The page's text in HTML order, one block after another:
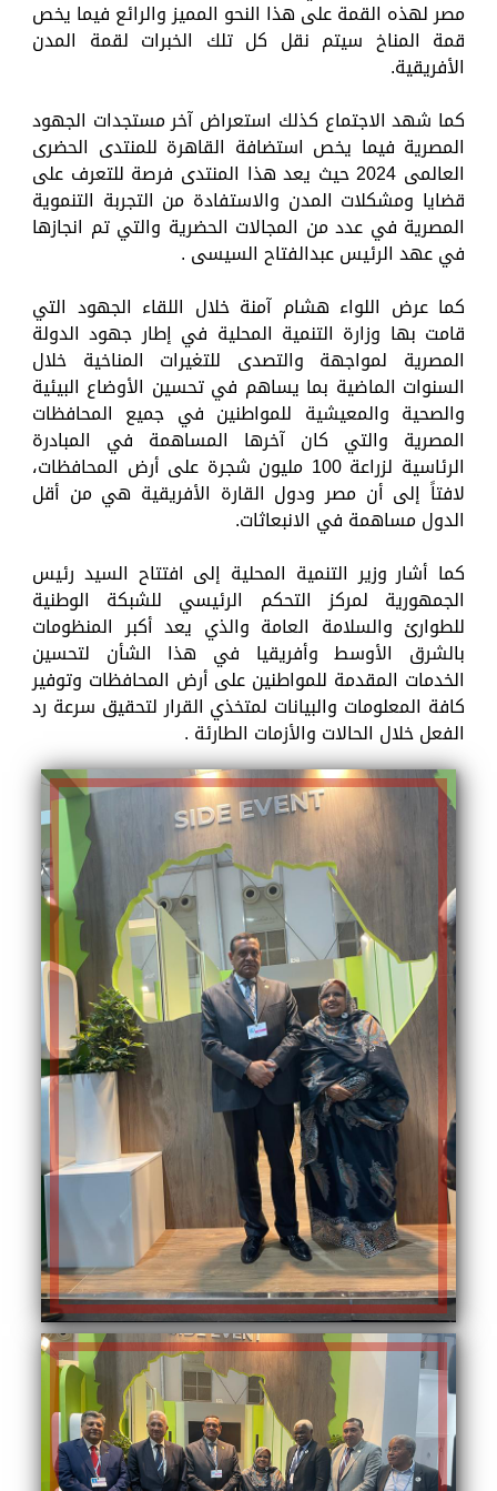
مصر لهذه القمة على هذا النحو المميز والرائع فيما يخص
قمة المناخ سيتم نقل كل تلك الخبرات لقمة المدن
الأفريقية.
كما شهد الاجتماع كذلك استعراض آخر مستجدات الجهود
المصرية فيما يخص استضافة القاهرة للمنتدى الحضرى
العالمى 2024 حيث يعد هذا المنتدى فرصة للتعرف على
قضايا ومشكلات المدن والاستفادة من التجربة التنموية
المصرية في عدد من المجالات الحضرية والتي تم انجازها
في عهد الرئيس عبدالفتاح السيسى .
كما عرض اللواء هشام آمنة خلال اللقاء الجهود التي
قامت بها وزارة التنمية المحلية في إطار جهود الدولة
المصرية لمواجهة والتصدى للتغيرات المناخية خلال
السنوات الماضية بما يساهم في تحسين الأوضاع البيئية
والصحية والمعيشية للمواطنين في جميع المحافظات
المصرية والتي كان آخرها المساهمة في المبادرة
الرئاسية لزراعة 100 مليون شجرة على أرض المحافظات،
لافتاً إلى أن مصر ودول القارة الأفريقية هي من أقل
الدول مساهمة في الانبعاثات.
كما أشار وزير التنمية المحلية إلى افتتاح السيد رئيس
الجمهورية لمركز التحكم الرئيسي للشبكة الوطنية
للطوارئ والسلامة العامة والذي يعد أكبر المنظومات
بالشرق الأوسط وأفريقيا في هذا الشأن لتحسين
الخدمات المقدمة للمواطنين على أرض المحافظات وتوفير
كافة المعلومات والبيانات لمتخذي القرار لتحقيق سرعة رد
الفعل خلال الحالات والأزمات الطارئة .